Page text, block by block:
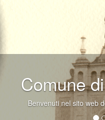
Comune
Benvenuti nel sito web